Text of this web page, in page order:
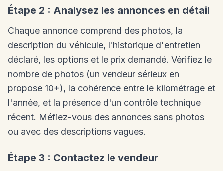
Étape 2 : Analysez les annonces en détail
Chaque annonce comprend des photos, la
description du véhicule, l'historique d'entretien
déclaré, les options et le prix demandé. Vérifiez le
nombre de photos (un vendeur sérieux en
propose 10+), la cohérence entre le kilométrage et
l'année, et la présence d'un contrôle technique
récent. Méfiez-vous des annonces sans photos
ou avec des descriptions vagues.
Étape 3 : Contactez le vendeur